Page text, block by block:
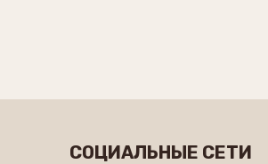
СОЦИАЛЬНЫЕ СЕТИ